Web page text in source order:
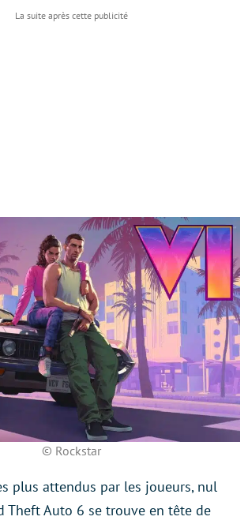
© Rockstar
plus attendus par les joueurs, nul
Theft Auto 6 se trouve en tête de